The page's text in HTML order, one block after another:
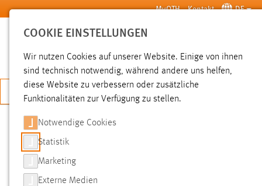
Zum Hauptinhalt springen MyOTH Kontakt DE
SUCHE
JETZT BEWERBEN
SUCHE
FILTER
COOKIE EINSTELLUNGEN
Wir nutzen Cookies auf unserer Website. Einige von ihnen
sind technisch notwendig, während andere uns helfen,
diese Website zu verbessern oder zusätzliche
Funktionalitäten zur Verfügung zu stellen.
Notwendige Cookies
Statistik
Marketing
Externe Medien